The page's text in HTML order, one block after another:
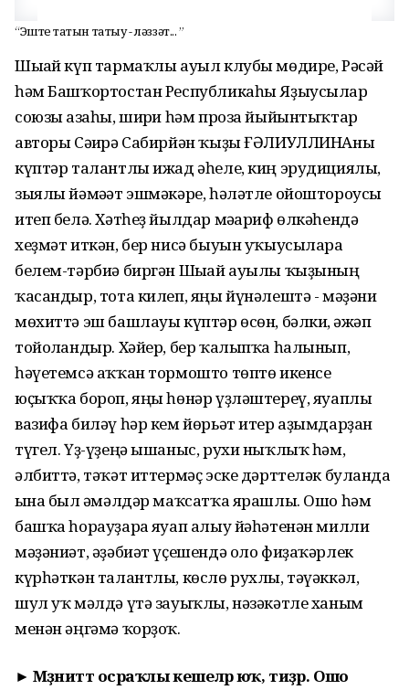
“Эштең татын татыу - ләззәт... ”
Шығай күп тармаҡлы ауыл клубы мөдире, Рәсәй
һәм Башҡортостан Республикаһы Яҙыусылар
союзы ағзаһы, шиғри һәм проза йыйынтыҡтар
авторы Сәғирә Сабирйән ҡыҙы ҒӘЛИУЛЛИНАны
күптәр талантлы ижад әһеле, киң эрудициялы,
зыялы йәмәғәт эшмәкәре, һәләтле ойоштороусы
итеп белә. Хәтһеҙ йылдар мәғариф өлкәһендә
хеҙмәт иткән, бер нисә быуын уҡыусыларға
белем-тәрбиә биргән Шығай ауылы ҡыҙының
ҡасандыр, тота килеп, яңы йүнәлештә - мәҙәни
мөхиттә эш башлауы күптәр өсөн, бәлки, ғәжәп
тойолғандыр. Хәйер, бер ҡалыпҡа һалынып,
һәүетемсә аҡҡан тормошто төптө икенсе
юҫыҡҡа бороп, яңы һөнәр үҙләштереү, яуаплы
вазифа биләү һәр кем йөрьәт итер аҙымдарҙан
түгел. Үҙ-үҙеңә ышаныс, рухи ныҡлыҡ һәм,
әлбиттә, тәҡәт иттермәҫ эске дәрттеләк булғанда
ғына был ғәмәлдәр маҡсатҡа ярашлы. Ошо һәм
башҡа һорауҙарға яуап алыу йәһәтенән милли
мәҙәниәт, әҙәбиәт үҫешендә оло фиҙаҡәрлек
күрһәткән талантлы, көслө рухлы, тәүәккәл,
шул уҡ мәлдә үтә зауыҡлы, нәзәкәтле ханым
менән әңгәмә ҡорҙоҡ.
► Мәҙәниәттә осраҡлы кешеләр юҡ, тиҙәр. Ошо